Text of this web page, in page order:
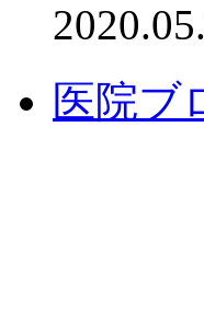
医院ブ